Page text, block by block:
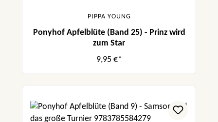
PIPPA YOUNG
Ponyhof Apfelblüte (Band 25) - Prinz wird
zum Star
9,95 €*